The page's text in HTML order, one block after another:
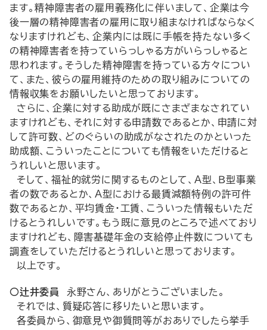
ます。精神障害者の雇用義務化に伴いまして、企業は今
後一層の精神障害者の雇用に取り組まなければならなく
なりますけれども、企業内には既に手帳を持たない多く
の精神障害者を持っていらっしゃる方がいらっしゃると
思われます。そうした精神障害を持っている方々につい
て、また、彼らの雇用維持のための取り組みについての
情報収集をお願いしたいと思っております。
さらに、企業に対する助成が既にさまざまなされてい
ますけれども、それに対する申請数であるとか、申請に対
して許可数、どのぐらいの助成がなされたのかといった
助成額、こういったことについても情報をいただけると
うれしいと思います。
そして、福祉的就労に関するものとして、Ａ型、Ｂ型事業
者の数であるとか、Ａ型における最賃減額特例の許可件
数であるとか、平均賃金・工賃、こういった情報もいただ
けるとうれしいです。もう既に意見のところで述べており
ますけれども、障害基礎年金の支給停止件数についても
調査をしていただけるとうれしいと思っております。
以上です。
○辻井委員
永野さん、ありがとうございました。
それでは、質疑応答に移りたいと思います。
各委員から、御意見や御質問等がおありでしたら挙手